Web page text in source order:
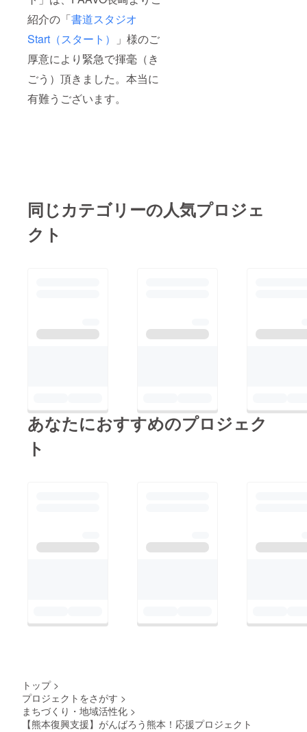
紹介の「書道スタジオ
Start（スタート）
」様のご
厚意により緊急で揮毫（き
ごう）頂きました。本当に
有難うございます。
同じカテゴリーの人気プロジェ
クト
あなたにおすすめのプロジェク
ト
トップ >
プロジェクトをさがす >
まちづくり・地域活性化 >
【熊本復興支援】がんばろう熊本！応援プロジェクト